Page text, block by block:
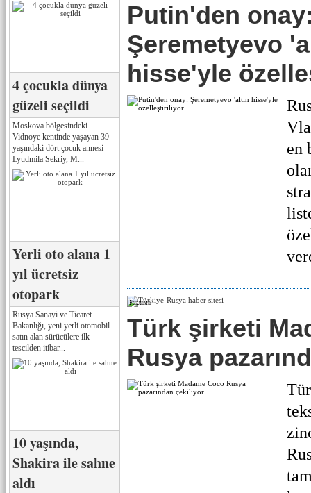
4 çocukla dünya
güzeli seçildi
Moskova bölgesindeki
Vidnoye kentinde yaşayan 39
yaşındaki dört çocuk annesi
Lyudmila Sekriy, M...
Yerli oto alana 1
yıl ücretsiz
otopark
Rusya Sanayi ve Ticaret
Bakanlığı, yeni yerli otomobil
satın alan sürücülere ilk
tescilden itibar...
10 yaşında,
Shakira ile sahne
aldı
Putin'den
Şeremetyevo
hisse'yle
en
Реклама
Türk şirketi
Rusya